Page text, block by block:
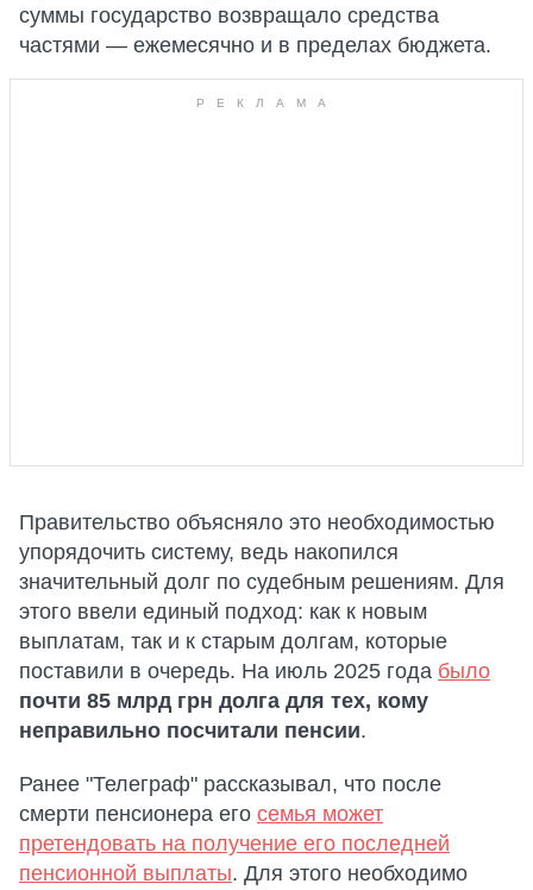
суммы государство возвращало средства
частями — ежемесячно и в пределах бюджета.
Правительство объясняло это необходимостью
упорядочить систему, ведь накопился
значительный долг по судебным решениям. Для
этого ввели единый подход: как к новым
выплатам, так и к старым долгам, которые
поставили в очередь. На июль 2025 года было
почти 85 млрд грн долга для тех, кому
неправильно посчитали пенсии.
Ранее "Телеграф" рассказывал, что после
смерти пенсионера его семья может
претендовать на получение его последней
пенсионной выплаты. Для этого необходимо